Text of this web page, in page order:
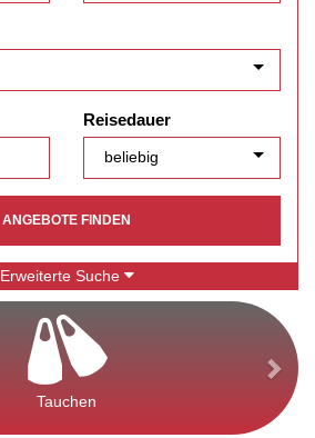
Reisedauer
ANGEBOTE FINDEN
Erweiterte Suche
Tauchen